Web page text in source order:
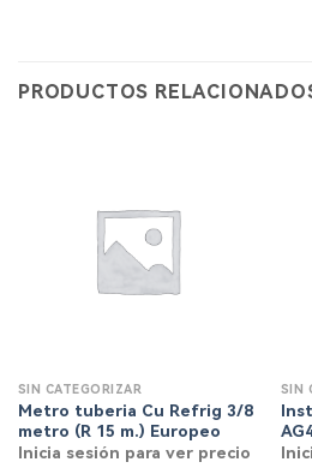
PRODUCTOS
SIN CATEGORIZAR
Metro tuberia Cu Refrig 3/8
metro (R 15 m.) Europeo
Inicia sesión para ver precio
SIN